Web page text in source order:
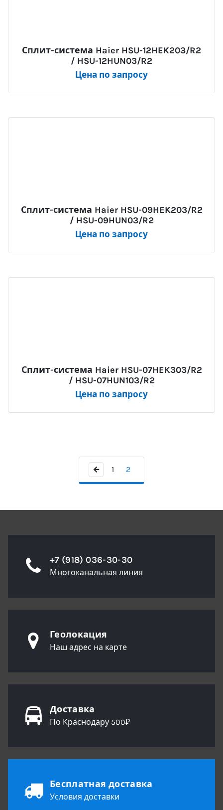
Сплит-система Haier HSU-12HEK203/R2
/ HSU-12HUN03/R2
Цена по запросу
Сплит-система Haier HSU-09HEK203/R2
/ HSU-09HUN03/R2
Цена по запросу
Сплит-система Haier HSU-07HEK303/R2
/ HSU-07HUN103/R2
Цена по запросу
← 1 2
+7 (918) 036-30-30
Многоканальная линия
Геолокация
Наш адрес на карте
Доставка
По Краснодару 500₽
Бесплатная доставка
Условия доставки